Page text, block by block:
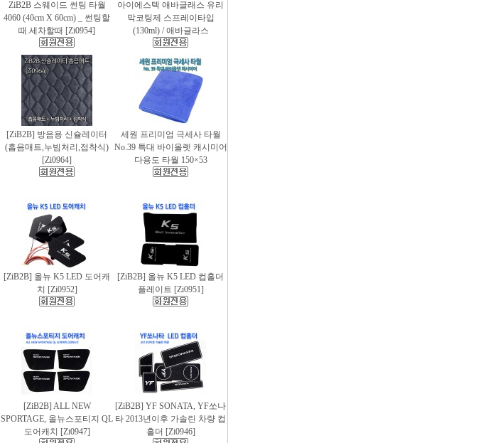
ZiB2B 스웨이드 썬팅 타월
4060 (40cm X 60cm) _ 썬팅할
때.세차할때 [Zi0954]
아이에스텍 애바글래스 유리
막코팅제 스프레이타입
(130ml) / 애바글라스
[ZiB2B] 방음용 신슐레이터
(흡음매트,누빔처리,접착식)
[Zi0964]
세원 프리미엄 극세사 타월
No.39 특대 바이올렛 캐시미어
다용도 타월 150×53
[ZiB2B] 올뉴 K5 LED 도어캐
치 [Zi0952]
[ZiB2B] 올뉴 K5 LED 컵홀더
플레이트 [Zi0951]
[ZiB2B] ALL NEW
SPORTAGE, 올뉴스포티지 QL
도어캐치 [Zi0947]
[ZiB2B] YF SONATA, YF쏘나
타 2013년이후 가솔린 차량 컵
홀더 [Zi0946]